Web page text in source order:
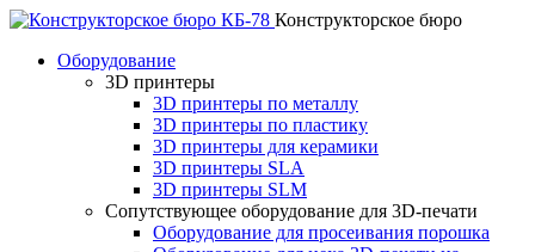
Конструкторское бюро
Оборудование
3D принтеры
3D принтеры по металлу
3D принтеры по пластику
3D принтеры для керамики
3D принтеры SLA
3D принтеры SLM
Сопутствующее оборудование для 3D-печати
Оборудование для просеивания порошка